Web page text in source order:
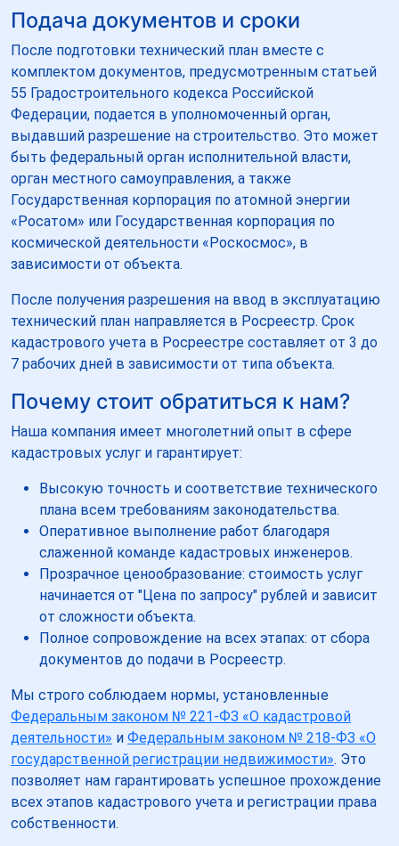
Подача документов и сроки
После подготовки технический план вместе с
комплектом документов, предусмотренным статьей
55 Градостроительного кодекса Российской
Федерации, подается в уполномоченный орган,
выдавший разрешение на строительство. Это может
быть федеральный орган исполнительной власти,
орган местного самоуправления, а также
Государственная корпорация по атомной энергии
«Росатом» или Государственная корпорация по
космической деятельности «Роскосмос», в
зависимости от объекта.
После получения разрешения на ввод в эксплуатацию
технический план направляется в Росреестр. Срок
кадастрового учета в Росреестре составляет от 3 до
7 рабочих дней в зависимости от типа объекта.
Почему стоит обратиться к нам?
Наша компания имеет многолетний опыт в сфере
кадастровых услуг и гарантирует:
Высокую точность и соответствие технического
плана всем требованиям законодательства.
Оперативное выполнение работ благодаря
слаженной команде кадастровых инженеров.
Прозрачное ценообразование: стоимость услуг
начинается от "Цена по запросу" рублей и зависит
от сложности объекта.
Полное сопровождение на всех этапах: от сбора
документов до подачи в Росреестр.
Мы строго соблюдаем нормы, установленные
Федеральным законом № 221-ФЗ «О кадастровой
деятельности» и Федеральным законом № 218-ФЗ «О
государственной регистрации недвижимости». Это
позволяет нам гарантировать успешное прохождение
всех этапов кадастрового учета и регистрации права
собственности.